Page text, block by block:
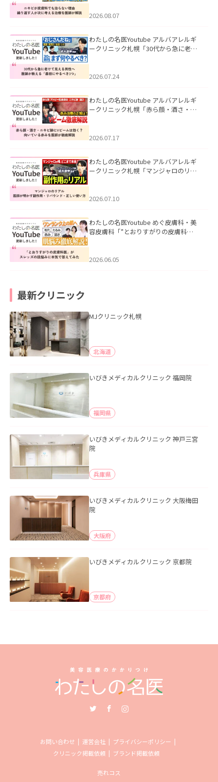
ました。
2026.08.07
わたしの名医Youtube アルバアレルギ
ークリニック札幌「30代から急に老け
た。
2026.07.24
わたしの名医Youtube アルバアレルギ
ークリニック札幌「赤ら顔・酒さ・ニ
した。
2026.07.17
わたしの名医Youtube アルバアレルギ
ークリニック札幌「マンジャロのリア
た。
2026.07.10
わたしの名医Youtube めぐ皮膚科・美
容皮膚科「”とおりすがりの皮膚科
2026.06.05
最新クリニック
MJクリニック札幌
北海道
いびきメディカルクリニック 福岡院
福岡県
いびきメディカルクリニック 神戸三宮
院
兵庫県
いびきメディカルクリニック 大阪梅田
院
大阪府
いびきメディカルクリニック 京都院
京都府
お問い合わせ 運営会社
プライバシーポリシー
クリニック掲載依頼
ブランド掲載依頼
売れコス